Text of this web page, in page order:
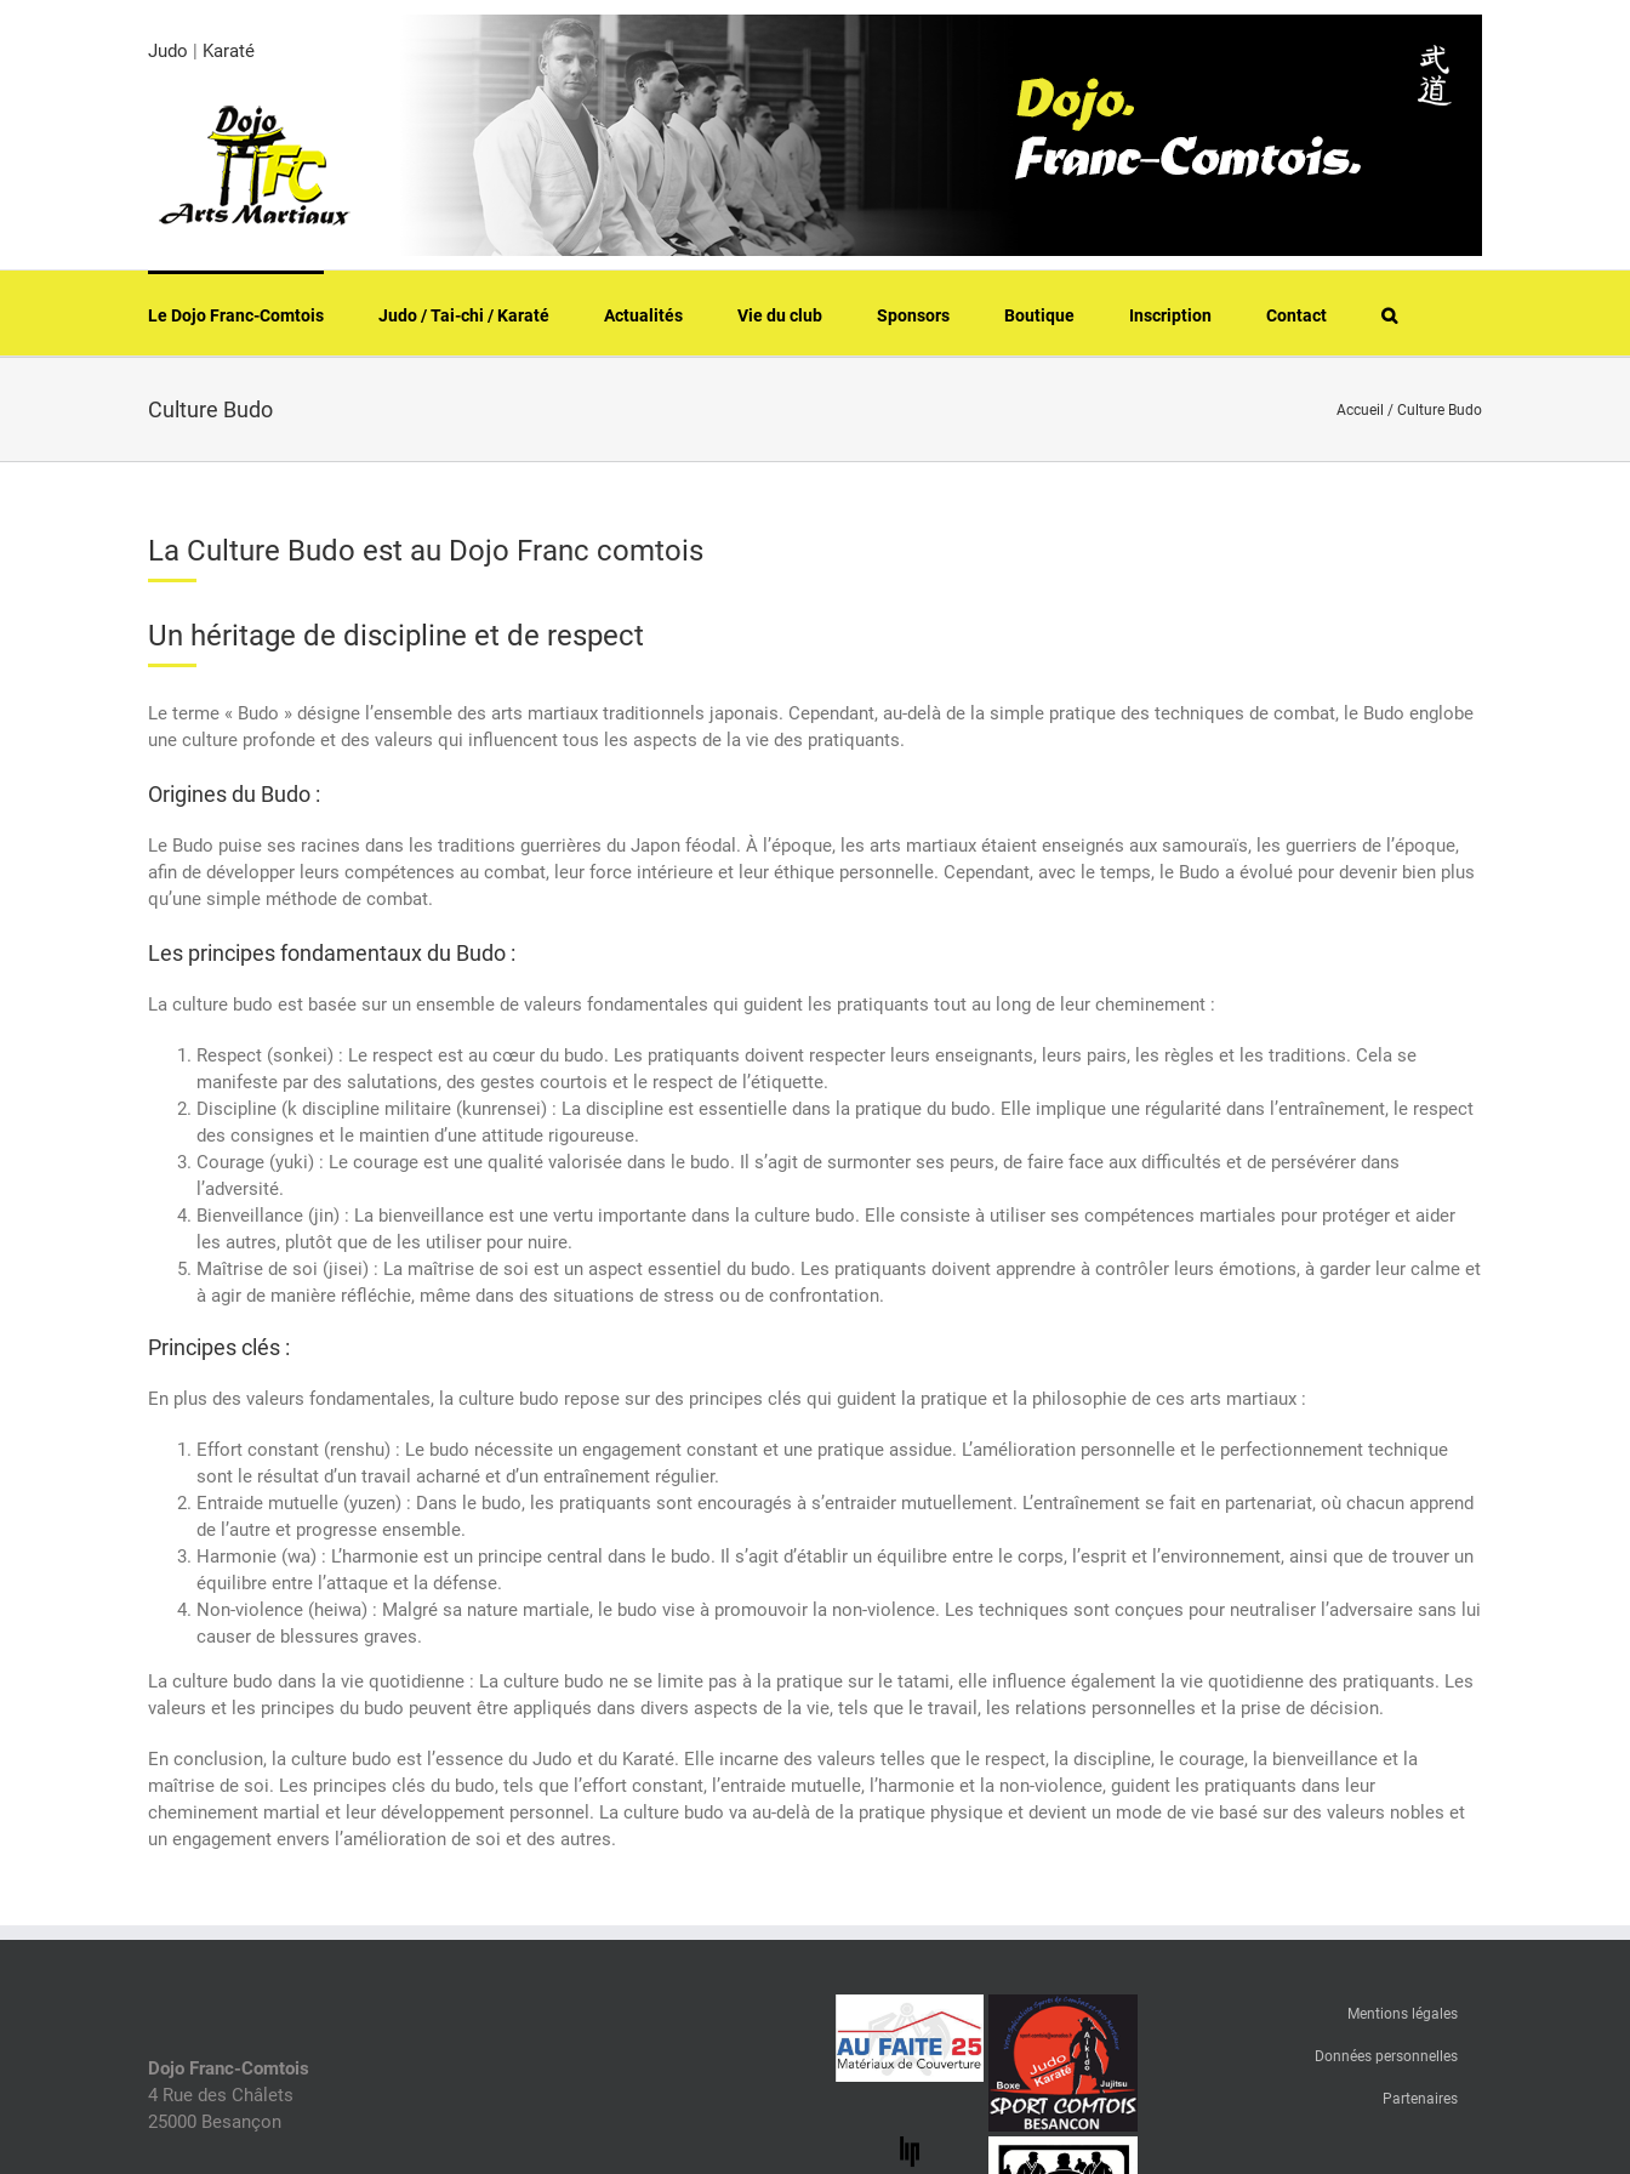
Judo | Karaté
Le Dojo Franc-Comtois Judo / Tai-chi / Karaté Actualités Vie du club Sponsors Boutique Inscription Contact
Culture Budo Accueil / Culture Budo
La Culture Budo est au Dojo Franc comtois
Un héritage de discipline et de respect
Le terme « Budo » désigne l’ensemble des arts martiaux traditionnels japonais. Cependant, au-delà de la simple pratique des techniques de combat, le Budo englobe
une culture profonde et des valeurs qui influencent tous les aspects de la vie des pratiquants.
Origines du Budo :
Le Budo puise ses racines dans les traditions guerrières du Japon féodal. À l’époque, les arts martiaux étaient enseignés aux samouraïs, les guerriers de l’époque,
afin de développer leurs compétences au combat, leur force intérieure et leur éthique personnelle. Cependant, avec le temps, le Budo a évolué pour devenir bien plus
qu’une simple méthode de combat.
Les principes fondamentaux du Budo :
La culture budo est basée sur un ensemble de valeurs fondamentales qui guident les pratiquants tout au long de leur cheminement :
Respect (sonkei) : Le respect est au cœur du budo. Les pratiquants doivent respecter leurs enseignants, leurs pairs, les règles et les traditions. Cela se
manifeste par des salutations, des gestes courtois et le respect de l’étiquette.
Discipline (k discipline militaire (kunrensei) : La discipline est essentielle dans la pratique du budo. Elle implique une régularité dans l’entraînement, le respect
des consignes et le maintien d’une attitude rigoureuse.
Courage (yuki) : Le courage est une qualité valorisée dans le budo. Il s’agit de surmonter ses peurs, de faire face aux difficultés et de persévérer dans
l’adversité.
Bienveillance (jin) : La bienveillance est une vertu importante dans la culture budo. Elle consiste à utiliser ses compétences martiales pour protéger et aider
les autres, plutôt que de les utiliser pour nuire.
Maîtrise de soi (jisei) : La maîtrise de soi est un aspect essentiel du budo. Les pratiquants doivent apprendre à contrôler leurs émotions, à garder leur calme et
à agir de manière réfléchie, même dans des situations de stress ou de confrontation.
Principes clés :
En plus des valeurs fondamentales, la culture budo repose sur des principes clés qui guident la pratique et la philosophie de ces arts martiaux :
Effort constant (renshu) : Le budo nécessite un engagement constant et une pratique assidue. L’amélioration personnelle et le perfectionnement technique
sont le résultat d’un travail acharné et d’un entraînement régulier.
Entraide mutuelle (yuzen) : Dans le budo, les pratiquants sont encouragés à s’entraider mutuellement. L’entraînement se fait en partenariat, où chacun apprend
de l’autre et progresse ensemble.
Harmonie (wa) : L’harmonie est un principe central dans le budo. Il s’agit d’établir un équilibre entre le corps, l’esprit et l’environnement, ainsi que de trouver un
équilibre entre l’attaque et la défense.
Non-violence (heiwa) : Malgré sa nature martiale, le budo vise à promouvoir la non-violence. Les techniques sont conçues pour neutraliser l’adversaire sans lui
causer de blessures graves.
La culture budo dans la vie quotidienne : La culture budo ne se limite pas à la pratique sur le tatami, elle influence également la vie quotidienne des pratiquants. Les
valeurs et les principes du budo peuvent être appliqués dans divers aspects de la vie, tels que le travail, les relations personnelles et la prise de décision.
En conclusion, la culture budo est l’essence du Judo et du Karaté. Elle incarne des valeurs telles que le respect, la discipline, le courage, la bienveillance et la
maîtrise de soi. Les principes clés du budo, tels que l’effort constant, l’entraide mutuelle, l’harmonie et la non-violence, guident les pratiquants dans leur
cheminement martial et leur développement personnel. La culture budo va au-delà de la pratique physique et devient un mode de vie basé sur des valeurs nobles et
un engagement envers l’amélioration de soi et des autres.
Dojo Franc-Comtois
4 Rue des Châlets
25000 Besançon
Mentions légales
Données personnelles
Partenaires